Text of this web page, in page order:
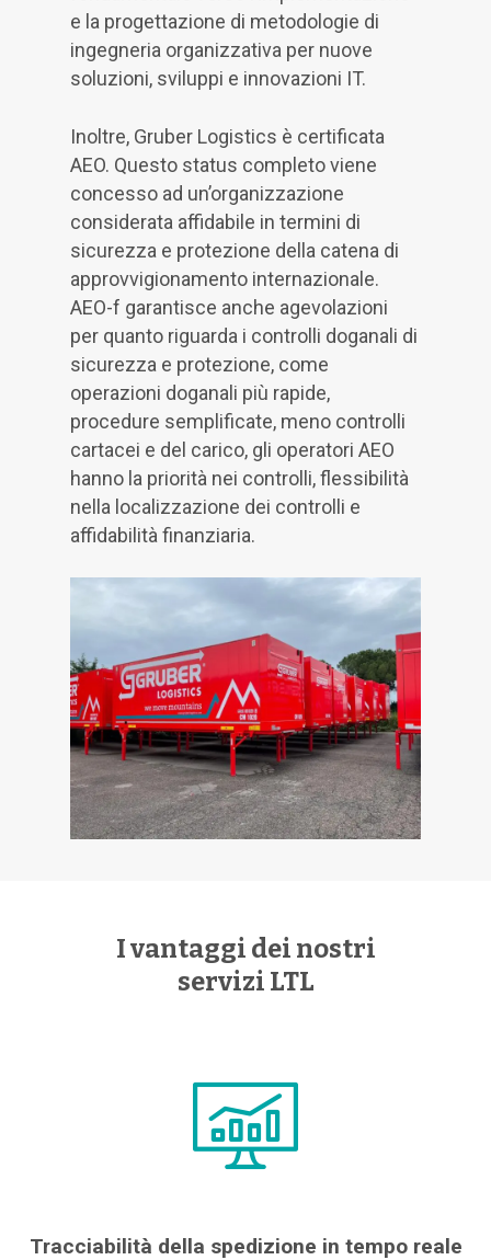
e la progettazione di metodologie di
ingegneria organizzativa per nuove
soluzioni, sviluppi e innovazioni IT.
Inoltre, Gruber Logistics è certificata
AEO. Questo status completo viene
concesso ad un’organizzazione
considerata affidabile in termini di
sicurezza e protezione della catena di
approvvigionamento internazionale.
AEO-f garantisce anche agevolazioni
per quanto riguarda i controlli doganali di
sicurezza e protezione, come
operazioni doganali più rapide,
procedure semplificate, meno controlli
cartacei e del carico, gli operatori AEO
hanno la priorità nei controlli, flessibilità
nella localizzazione dei controlli e
affidabilità finanziaria.
I vantaggi dei nostri
servizi LTL
Tracciabilità della spedizione in tempo reale